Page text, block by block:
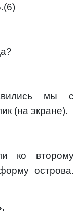
мы с
(на экране).
ко второму
острова.